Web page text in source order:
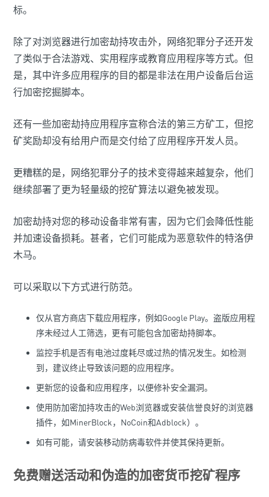
标。
除了对浏览器进行加密劫持攻击外，网络犯罪分子还开发
了类似于合法游戏、实用程序或教育应用程序等方式。但
是，其中许多应用程序的目的都是非法在用户设备后台运
行加密挖掘脚本。
还有一些加密劫持应用程序宣称合法的第三方矿工，但挖
矿奖励却没有给用户而是交付给了应用程序开发人员。
更糟糕的是，网络犯罪分子的技术变得越来越复杂，他们
继续部署了更为轻量级的挖矿算法以避免被发现。
加密劫持对您的移动设备非常有害，因为它们会降低性能
并加速设备损耗。甚者，它们可能成为恶意软件的特洛伊
木马。
可以采取以下方式进行防范。
仅从官方商店下载应用程序，例如Google Play。盗版应用程
序未经过人工筛选，更有可能包含加密劫持脚本。
监控手机是否有电池过度耗尽或过热的情况发生。如检测
到，建议终止导致该问题的应用程序。
更新您的设备和应用程序，以便修补安全漏洞。
使用防加密加持攻击的Web浏览器或安装信誉良好的浏览器
插件，如MinerBlock，NoCoin和Adblock）。
如有可能，请安装移动防病毒软件并使其保持更新。
免费赠送活动和伪造的加密货币挖矿程序